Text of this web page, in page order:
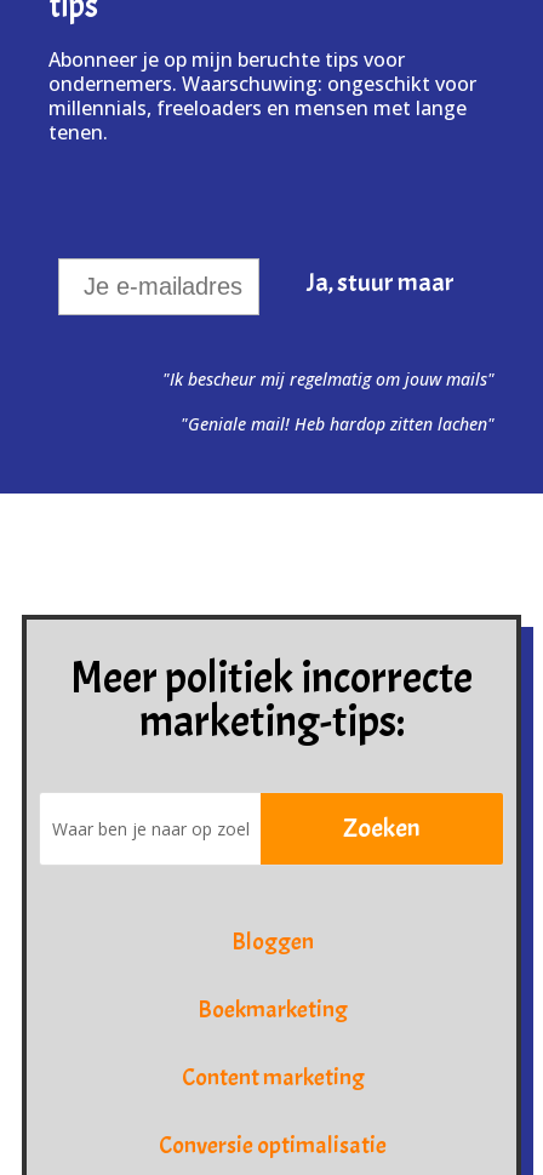
Abonneer je op mijn beruchte tips voor
ondernemers. Waarschuwing: ongeschikt voor
millennials, freeloaders en mensen met lange
tenen.
"Ik bescheur mij regelmatig om jouw mails"
"Geniale mail! Heb hardop zitten lachen"
Meer politiek incorrecte
marketing-tips:
Bloggen
Boekmarketing
Content marketing
Conversie optimalisatie